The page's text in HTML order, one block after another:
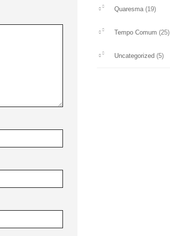
Quaresma (19)
Tempo Comum (25)
Uncategorized (5)